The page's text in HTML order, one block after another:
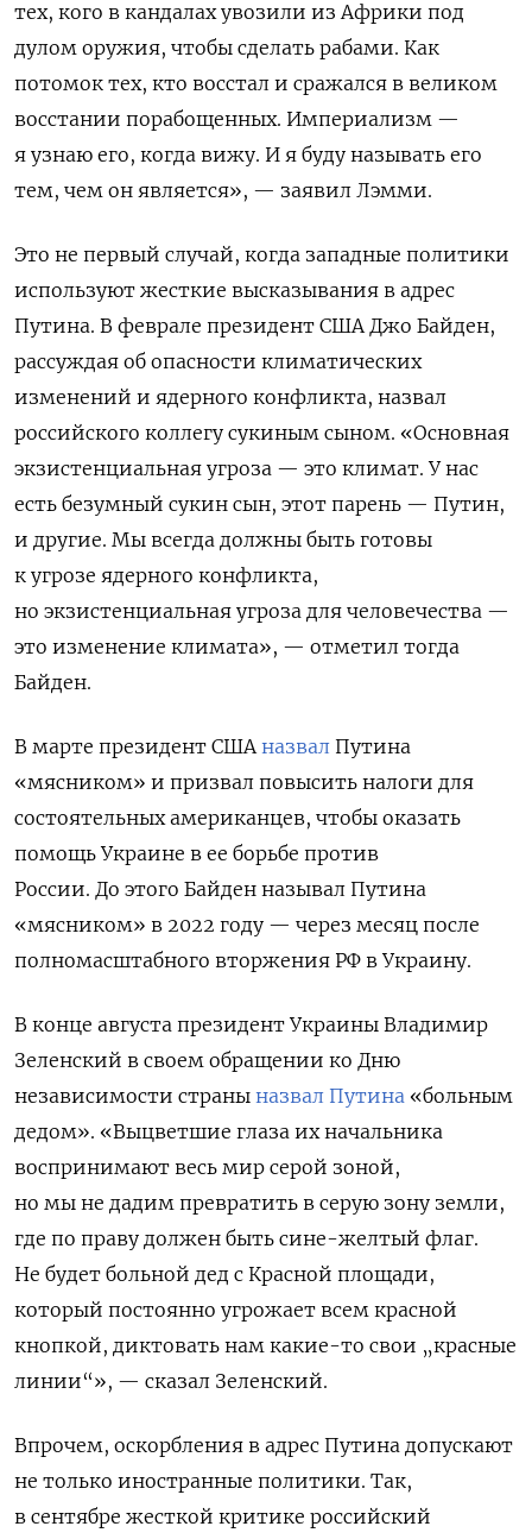
тех, кого в кандалах увозили из Африки под
дулом оружия, чтобы сделать рабами. Как
потомок тех, кто восстал и сражался в великом
восстании порабощенных. Империализм —
я узнаю его, когда вижу. И я буду называть его
тем, чем он является», — заявил Лэмми.
Это не первый случай, когда западные политики
используют жесткие высказывания в адрес
Путина. В феврале президент США Джо Байден,
рассуждая об опасности климатических
изменений и ядерного конфликта, назвал
российского коллегу сукиным сыном. «Основная
экзистенциальная угроза — это климат. У нас
есть безумный сукин сын, этот парень — Путин,
и другие. Мы всегда должны быть готовы
к угрозе ядерного конфликта,
но экзистенциальная угроза для человечества —
это изменение климата», — отметил тогда
Байден.
В марте президент СШАназвал Путина
«мясником» и призвал повысить налоги для
состоятельных американцев, чтобы оказать
помощь Украине в ее борьбе против
России. До этого Байден называл Путина
«мясником» в 2022 году — через месяц после
полномасштабного вторжения РФ в Украину.
В конце августа президент Украины Владимир
Зеленский в своем обращении ко Дню
независимости страны назвал Путина «больным
дедом». «Выцветшие глаза их начальника
воспринимают весь мир серой зоной,
но мы не дадим превратить в серую зону земли,
где по праву должен быть сине-желтый флаг.
Не будет больной дед с Красной площади,
который постоянно угрожает всем красной
кнопкой, диктовать нам какие-то свои „красные
линии“», — сказал Зеленский.
Впрочем, оскорбления в адрес Путина допускают
не только иностранные политики. Так,
в сентябре жесткой критике российский